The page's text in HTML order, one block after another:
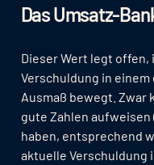
Das Umsatz-
Dieser Wert legt
Verschuldung in
Ausmaß bewegt.
gute Zahlen aufweisen
haben, entsprechend
aktuelle Verschuldung